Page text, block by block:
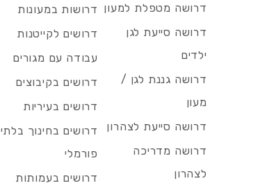
דרושה מטפלת למעון
דרושה סייעת לגן
ילדים
דרושה גננת לגן /
מעון
דרושה סייעת לצהרון
דרושה מדריכה
לצהרון
דרושות במעונות
דרושים לקייטנות
עבודה עם מגורים
דרושים בקיבוצים
דרושים בעיריות
דרושים בחינוך בלתי
פורמלי
דרושים בעמותות